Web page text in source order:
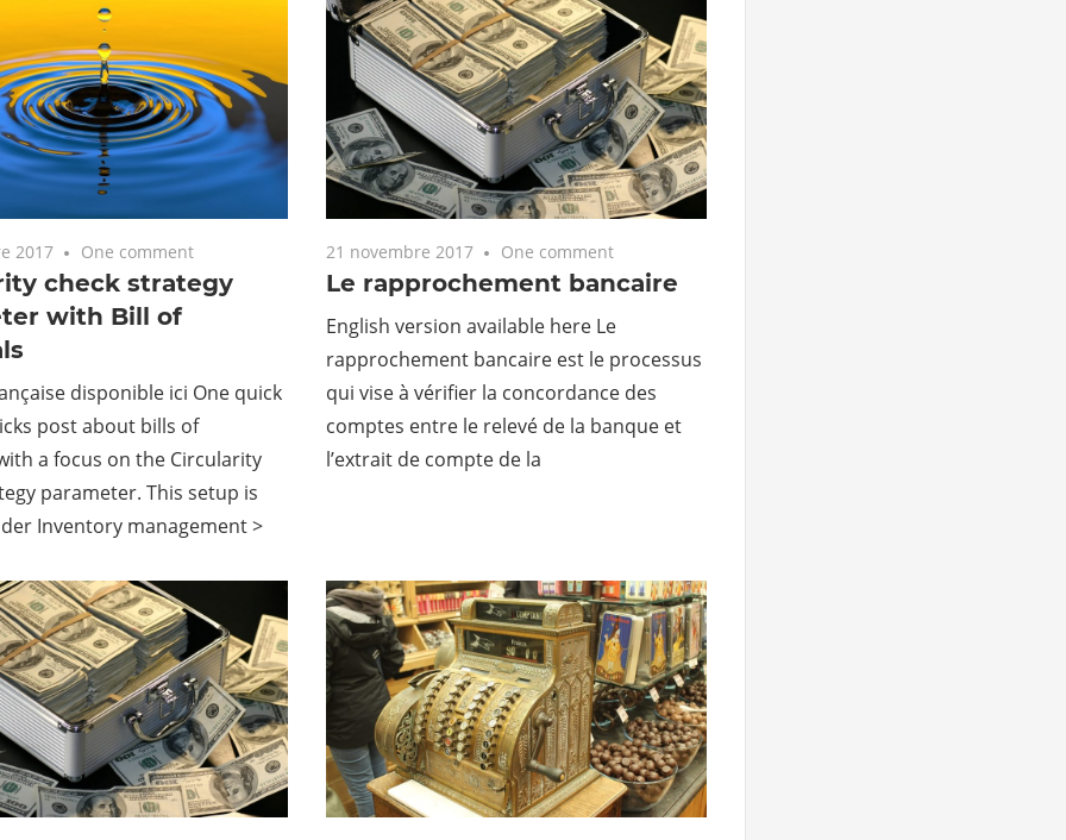
2017 One comment
check strategy
with Bill of
disponible ici One quick
post about bills of
a focus on the Circularity
parameter. This setup is
Inventory management >
21 novembre 2017 One comment
Le rapprochement bancaire
English version available here Le
rapprochement bancaire est le processus
qui vise à vérifier la concordance des
comptes entre le relevé de la banque et
l’extrait de compte de la